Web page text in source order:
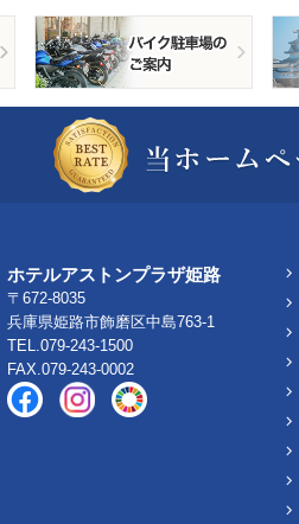
ホテルアストンプラザ姫路
〒672-8035
兵庫県姫路市飾磨区中島763-1
TEL.079-243-1500
FAX.079-243-0002